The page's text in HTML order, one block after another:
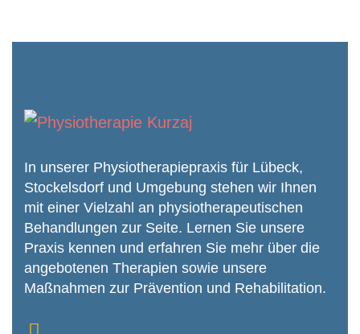
In unserer Physiotherapiepraxis für Lübeck,
Stockelsdorf und Umgebung stehen wir Ihnen
mit einer Vielzahl an physiothera­peutischen
Behandlungen zur Seite. Lernen Sie unsere
Praxis kennen und erfahren Sie mehr über die
angebotenen Therapien sowie unsere
Maßnahmen zur Prävention und Rehabilitation.